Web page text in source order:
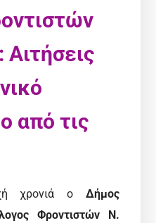
από τις
χρονιά ο Δήμος
Φροντιστών Ν.